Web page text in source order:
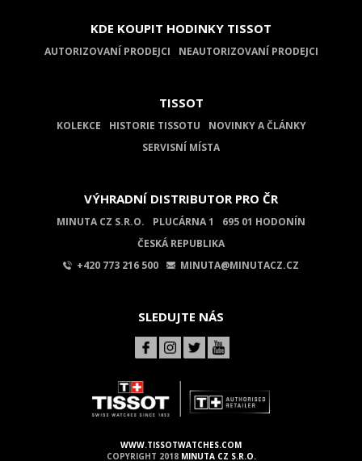
KDE KOUPIT HODINKY TISSOT
AUTORIZOVANÍ PRODEJCI NEAUTORIZOVANÍ PRODEJCI
TISSOT
KOLEKCE HISTORIE TISSOTU
NOVINKY A ČLÁNKY
SERVISNÍ MÍSTA
VÝHRADNÍ DISTRIBUTOR PRO ČR
MINUTA CZ S.R.O. PLUCÁRNA 1
695 01 HODONÍN
ČESKÁ REPUBLIKA
+420 773 216 500
MINUTA@MINUTACZ.CZ
SLEDUJTE NÁS
WWW.TISSOTWATCHES.COM
COPYRIGHT 2018 MINUTA CZ S.R.O.